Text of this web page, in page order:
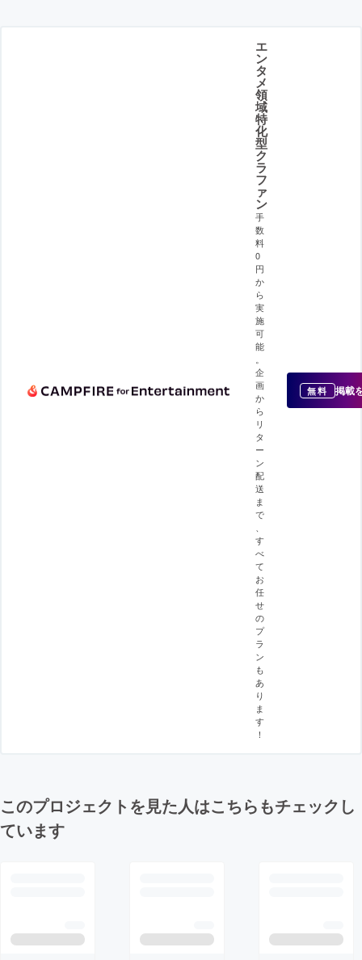
エ
ン
タ
メ
領
域
特
化
型
ク
ラ
フ
ァ
ン
手
数
料
0
円
か
ら
実
施
可
能
。
企
画
か
ら
リ
タ
ー
ン
配
送
ま
で
、
す
べ
て
お
任
せ
の
プ
ラ
ン
も
あ
り
ま
す
！
無料 掲載
このプロジェクトを見た人はこちらもチェックし
ています